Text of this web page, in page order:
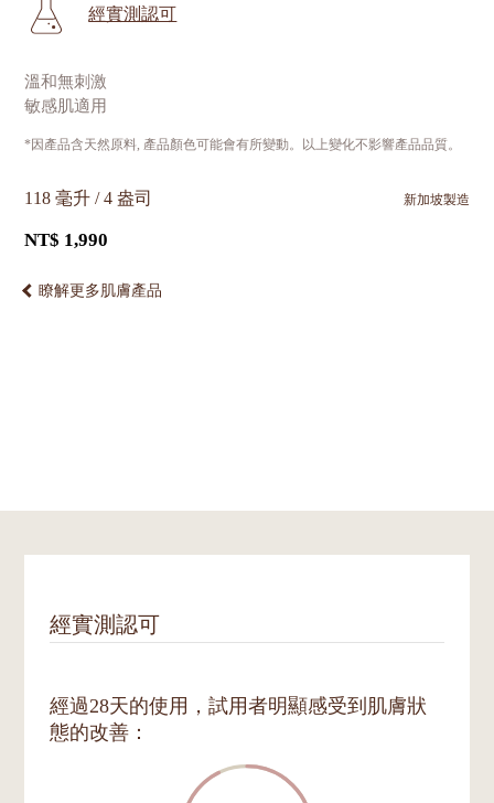
經實測認可
溫和無刺激
敏感肌適用
*因產品含天然原料, 產品顏色可能會有所變動。以上變化不影響產品品質。
118 毫升 / 4 盎司 新加坡製造
NT$ 1,990
瞭解更多肌膚產品
經實測認可
經過28天的使用，試用者明顯感受到肌膚狀
態的改善：